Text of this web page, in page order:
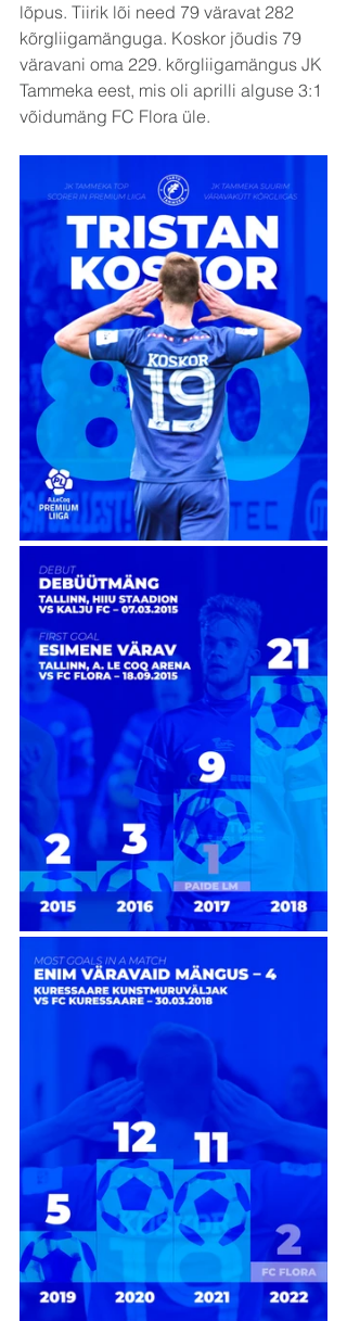
lõpus. Tiirik lõi need 79 väravat 282
kõrgliigamänguga. Koskor jõudis 79
väravani oma 229. kõrgliigamängus JK
Tammeka eest, mis oli aprilli alguse 3:1
võidumäng FC Flora üle.